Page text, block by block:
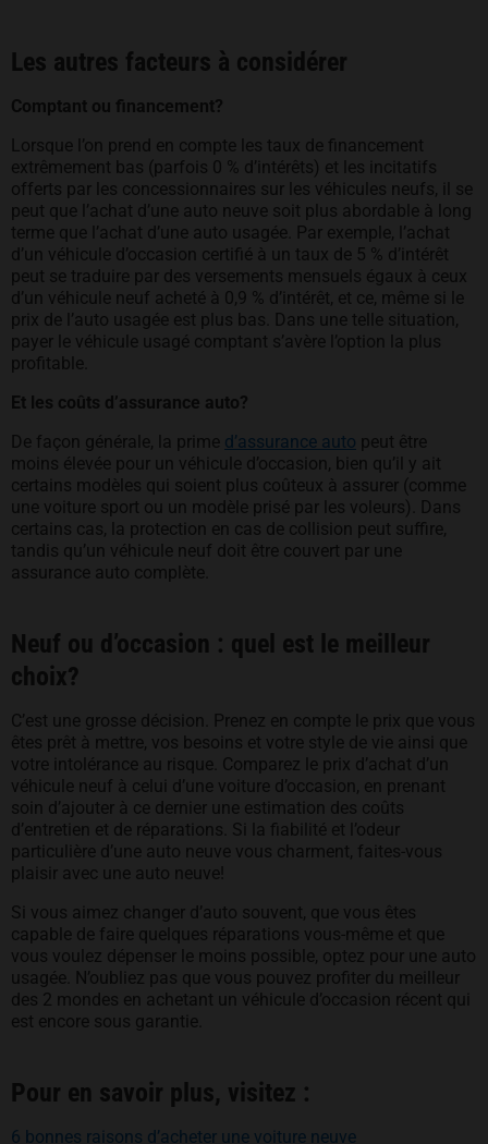
Les autres facteurs à considérer
Comptant ou financement?
Lorsque l’on prend en compte les taux de financement
extrêmement bas (parfois 0 % d’intérêts) et les incitatifs
offerts par les concessionnaires sur les véhicules neufs, il se
peut que l’achat d’une auto neuve soit plus abordable à long
terme que l’achat d’une auto usagée. Par exemple, l’achat
d’un véhicule d’occasion certifié à un taux de 5 % d’intérêt
peut se traduire par des versements mensuels égaux à ceux
d’un véhicule neuf acheté à 0,9 % d’intérêt, et ce, même si le
prix de l’auto usagée est plus bas. Dans une telle situation,
payer le véhicule usagé comptant s’avère l’option la plus
profitable.
Et les coûts d’assurance auto?
De façon générale, la prime d’assurance auto peut être
moins élevée pour un véhicule d’occasion, bien qu’il y ait
certains modèles qui soient plus coûteux à assurer (comme
une voiture sport ou un modèle prisé par les voleurs). Dans
certains cas, la protection en cas de collision peut suffire,
tandis qu’un véhicule neuf doit être couvert par une
assurance auto complète.
Neuf ou d’occasion : quel est le meilleur
choix?
C’est une grosse décision. Prenez en compte le prix que vous
êtes prêt à mettre, vos besoins et votre style de vie ainsi que
votre intolérance au risque. Comparez le prix d’achat d’un
véhicule neuf à celui d’une voiture d’occasion, en prenant
soin d’ajouter à ce dernier une estimation des coûts
d’entretien et de réparations. Si la fiabilité et l’odeur
particulière d’une auto neuve vous charment, faites-vous
plaisir avec une auto neuve!
Si vous aimez changer d’auto souvent, que vous êtes
capable de faire quelques réparations vous-même et que
vous voulez dépenser le moins possible, optez pour une auto
usagée. N’oubliez pas que vous pouvez profiter du meilleur
des 2 mondes en achetant un véhicule d’occasion récent qui
est encore sous garantie.
Pour en savoir plus, visitez :
6 bonnes raisons d’acheter une voiture neuve